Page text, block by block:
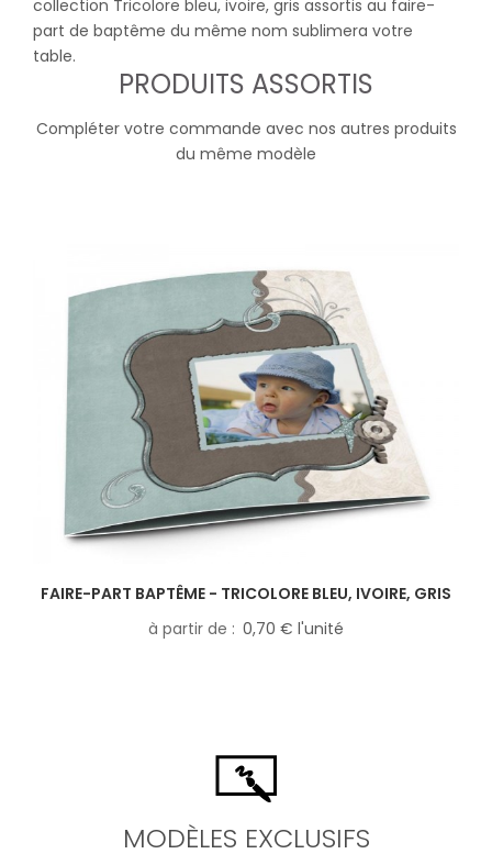
collection Tricolore bleu, ivoire, gris assortis au faire-
part de baptême du même nom sublimera votre
table.
PRODUITS ASSORTIS
Compléter votre commande avec nos autres produits
du même modèle
FAIRE-PART BAPTÊME - TRICOLORE BLEU, IVOIRE, GRIS
à partir de
0,70 € l'unité
MODÈLES EXCLUSIFS